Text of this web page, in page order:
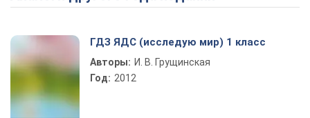
ГДЗ ЯДС (исследую мир) 1 класс
Авторы: И. В. Грущинская
Год: 2012